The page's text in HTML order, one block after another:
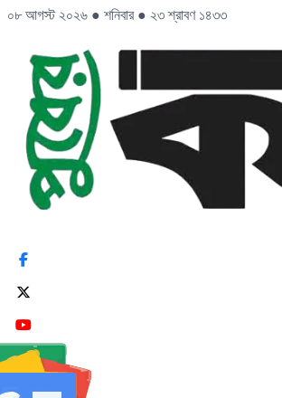
০৮ আগস্ট ২০২৬ ● শনিবার ● ২৩ শ্রাবণ ১৪৩৩